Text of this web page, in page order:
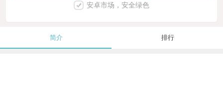
安卓市场，安全绿色
简介 排行